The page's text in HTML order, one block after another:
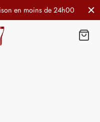
en moins de 24h00